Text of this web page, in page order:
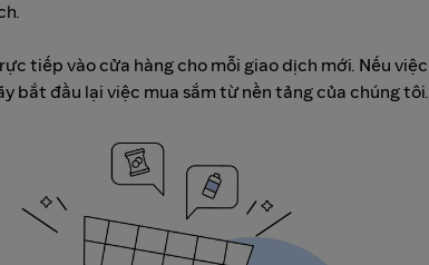
tiếp vào cửa hàng cho mỗi giao dịch mới. Nếu việc
bắt đầu lại việc mua sắm từ nền tảng của chúng tôi.